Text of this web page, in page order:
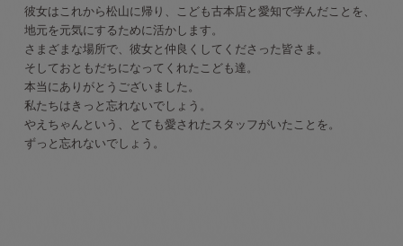
彼女はこれから松山に帰り、こども古本店と愛知で学んだことを、
地元を元気にするために活かします。
さまざまな場所で、彼女と仲良くしてくださった皆さま。
そしておともだちになってくれたこども達。
本当にありがとうございました。
私たちはきっと忘れないでしょう。
やえちゃんという、とても愛されたスタッフがいたことを。
ずっと忘れないでしょう。